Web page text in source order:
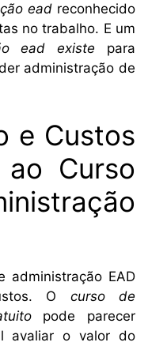
eadreconhecido
no trabalho. E um
ead existe para
administração de
e Custos
ao Curso
administração EAD
O curso de
pode parecer
avaliar o valor do